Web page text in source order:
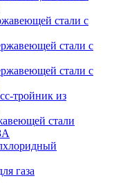
стали с
стали с
стали с
тройник из
стали
газа